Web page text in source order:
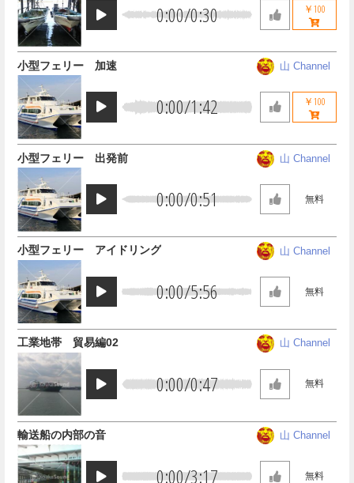
0:00/0:30 ￥100
0:00/1:42
小型フェリー 加速 山 Channel
￥100
0:00/0:51
小型フェリー 出発前 山 Channel
無料
0:00/5:56
小型フェリー アイドリング 山 Channel
無料
0:00/0:47
工業地帯 貿易編02 山 Channel
無料
0:00/3:17
輸送船の内部の音 山 Channel
無料